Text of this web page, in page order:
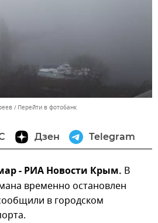
Перейти в фотобанк
Дзен Telegram
- РИА Новости Крым. В
временно остановлен
в городском